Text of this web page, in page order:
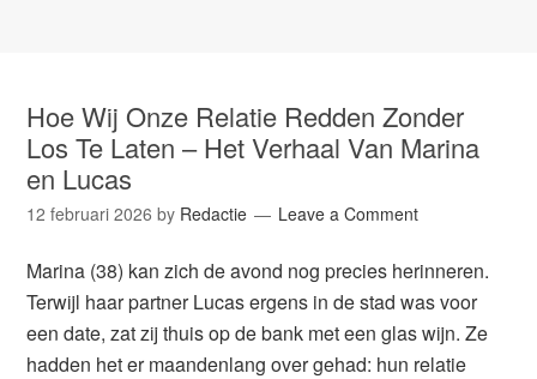
Hoe Wij Onze Relatie Redden Zonder
Los Te Laten – Het Verhaal Van Marina
en Lucas
12 februari 2026 by Redactie Leave a Comment
Marina (38) kan zich de avond nog precies herinneren.
Terwijl haar partner Lucas ergens in de stad was voor
een date, zat zij thuis op de bank met een glas wijn. Ze
hadden het er maandenlang over gehad: hun relatie